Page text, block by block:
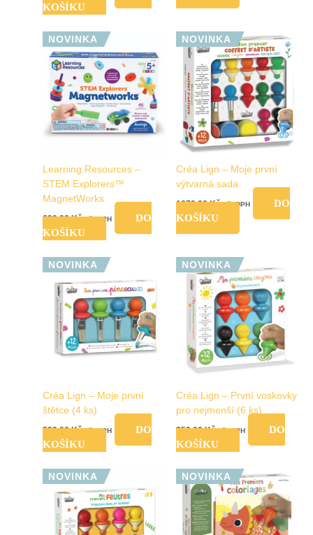
KOŠÍKU
NOVINKA
Learning Resources –
STEM Explorers™
MagnetWorks
699,00Kč vč. DPH
DO
KOŠÍKU
NOVINKA
Créa Lign – Moje první
výtvarná sada
1079,00Kč vč. DPH
DO
KOŠÍKU
NOVINKA
Créa Lign – Moje první
štětce (4 ks)
399,00Kč vč. DPH
DO
KOŠÍKU
NOVINKA
Créa Lign – První voskovky
pro nejmenší (6 ks)
359,00Kč vč. DPH
DO
KOŠÍKU
NOVINKA NOVINKA